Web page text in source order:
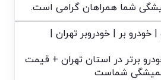
شما همراهان گرامی است.
خودرو بر | خودروبر تهران |
همیشگی شماست